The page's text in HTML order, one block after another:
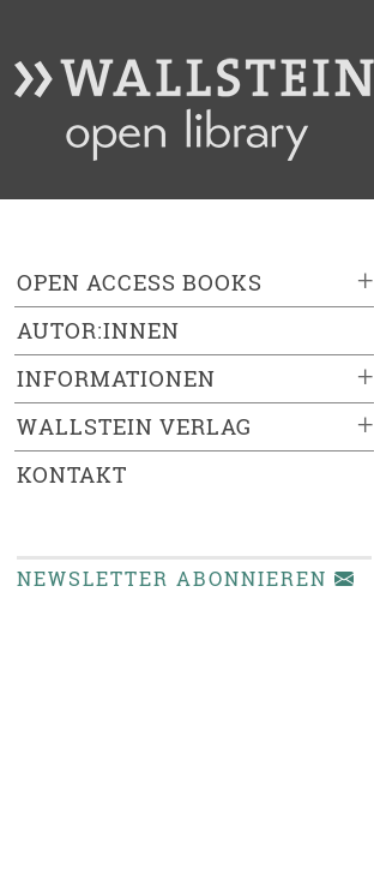
+
OPEN ACCESS BOOKS
AUTOR:INNEN
+
INFORMATIONEN
+
WALLSTEIN VERLAG
KONTAKT
NEWSLETTER ABONNIEREN